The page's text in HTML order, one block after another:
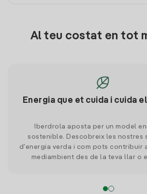
Al teu costat en tot
Energia que et cuida i cuida
Iberdrola aposta per un model
sostenible. Descobreix les nostres
d'energia verda i com pots contribuir
mediambient des de la teva llar o